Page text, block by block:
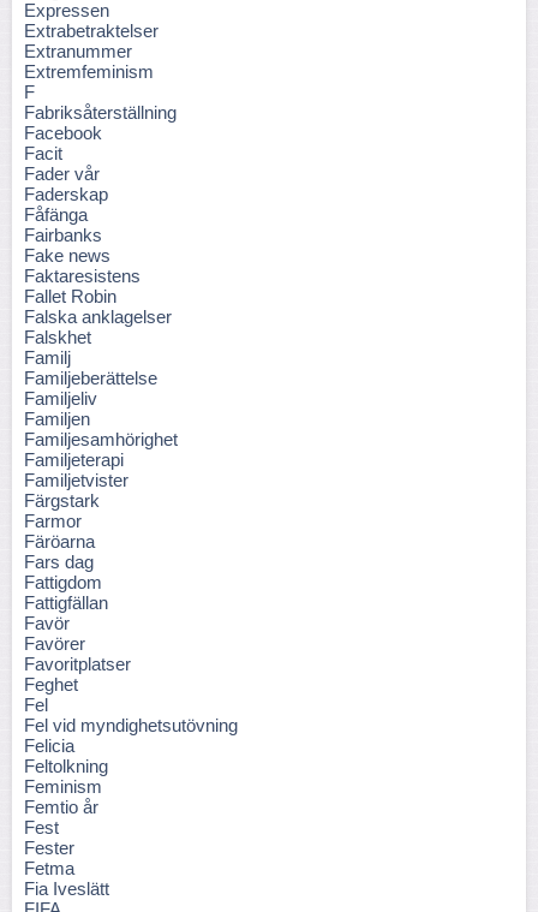
Expressen
Extrabetraktelser
Extranummer
Extremfeminism
F
Fabriksåterställning
Facebook
Facit
Fader vår
Faderskap
Fåfänga
Fairbanks
Fake news
Faktaresistens
Fallet Robin
Falska anklagelser
Falskhet
Familj
Familjeberättelse
Familjeliv
Familjen
Familjesamhörighet
Familjeterapi
Familjetvister
Färgstark
Farmor
Färöarna
Fars dag
Fattigdom
Fattigfällan
Favör
Favörer
Favoritplatser
Feghet
Fel
Fel vid myndighetsutövning
Felicia
Feltolkning
Feminism
Femtio år
Fest
Fester
Fetma
Fia Iveslätt